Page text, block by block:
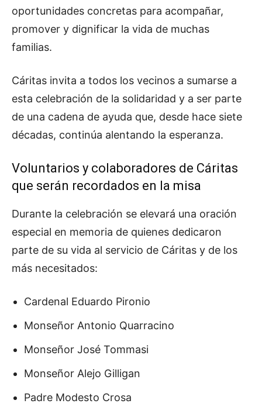
oportunidades concretas para acompañar,
promover y dignificar la vida de muchas
familias.
Cáritas invita a todos los vecinos a sumarse a
esta celebración de la solidaridad y a ser parte
de una cadena de ayuda que, desde hace siete
décadas, continúa alentando la esperanza.
Voluntarios y colaboradores de Cáritas
que serán recordados en la misa
Durante la celebración se elevará una oración
especial en memoria de quienes dedicaron
parte de su vida al servicio de Cáritas y de los
más necesitados:
Cardenal Eduardo Pironio
Monseñor Antonio Quarracino
Monseñor José Tommasi
Monseñor Alejo Gilligan
Padre Modesto Crosa